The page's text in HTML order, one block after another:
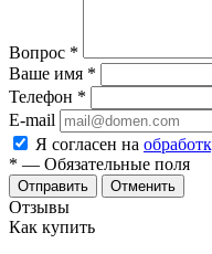
Вопрос *
Ваше имя *
Телефон *
E-mail
Я согласен на
* — Обязательные поля
Отменить
Отзывы
Как купить